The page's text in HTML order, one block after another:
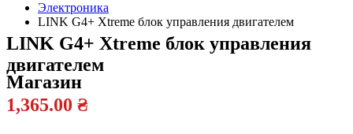
Электроника
LINK G4+ Xtreme блок управления двигателем
Магазин
LINK G4+ Xtreme блок управления
двигателем
1,365.00 ₴